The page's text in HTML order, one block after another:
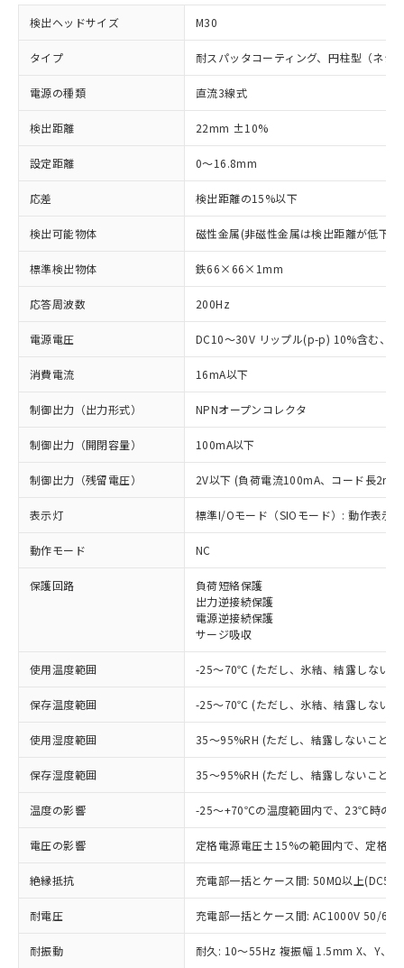
検出ヘッドサイズ M30
タイプ 耐スパッタコーティング、円柱型（ネジ
電源の種類 直流3線式
検出距離 22mm ±10%
設定距離 0～16.8mm
応差 検出距離の15%以下
検出可能物体 磁性金属(非磁性金属は検出距離が低下し
標準検出物体 鉄66×66×1mm
応答周波数 200Hz
電源電圧 DC10～30V リップル(p-p) 10%含む、
消費電流 16mA以下
制御出力（出力形式） NPNオープンコレクタ
制御出力（開閉容量） 100mA以下
制御出力（残留電圧） 2V以下 (負荷電流100mA、コード長2m
表示灯 標準I/Oモード（SIOモード）: 動作表示
動作モード NC
保護回路
負荷短絡保護
出力逆接続保護
電源逆接続保護
サージ吸収
使用温度範囲 -25～70℃ (ただし、氷結、結露しないこ
保存温度範囲 -25～70℃ (ただし、氷結、結露しないこ
使用湿度範囲 35～95%RH (ただし、結露しないこと)
保存湿度範囲 35～95%RH (ただし、結露しないこと)
温度の影響 -25～+70℃の温度範囲内で、23℃時の
電圧の影響 定格電源電圧±15%の範囲内で、定格
絶縁抵抗 充電部一括とケース間: 50MΩ以上
耐電圧 充電部一括とケース間: AC1000V 50/
耐振動 耐久: 10～55Hz 複振幅 1.5mm X、Y、Z
以下の条件をお読みいただき、同意のうえ
本サービスは、当社制御機器事業取扱
商品の当社在庫状況および標準価格
(税抜)を提供させていただくもので
当社制御機器事業取扱商品の中には、
本サービスの対象外となる商品もある
在庫状況および標準価格照会結果は、
記載している更新日時点での社内デー
対応済み：EU RoHS指令（10物質）の
非含有に対応した製品が提供可能な商品で
対応予定：EU RoHS指令（10物質）の非含
有に対応した製品に切り替える予定のある
商品です。
対応予定なし：EU RoHS指令（10物質）の
非含有に非対応の商品で、対応品を出す予
調査・確認中：EU RoHS指令（10物質）の
非含有の対応状況を調査中または確認中の
商品です。
非該当品：ライセンス料など無形物で、有
害物質有無と関係のない商品です。
仕入先様の事情により、非含有部品として
いたものが、含有品と判明した場合などや
むを得ず変更することがあります。
*EU RoHS指令（10物質）：
※1 中国RoHS○×表
「○」：最大均質材料含有率が中国RoHSの
基準値以下であることを示します。
「×」：最大均質材料含有率が中国RoHSの
基準値を超えていることを示します。
「－」：未確認です。当社販売部門へお問
い合わせください。
当社は、これら貴社製品のうち、外国
為替および外国貿易法に定める商品
（以下｢規制貨物等」という）を輸出
または国外への提供する場合は、日本